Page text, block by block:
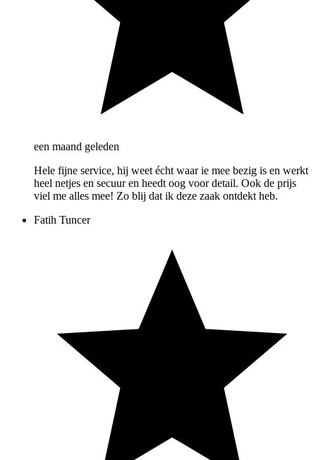
een maand geleden
Hele fijne service, hij weet écht waar ie mee bezig is en werkt
heel netjes en secuur en heedt oog voor detail. Ook de prijs
viel me alles mee! Zo blij dat ik deze zaak ontdekt heb.
Fatih Tuncer